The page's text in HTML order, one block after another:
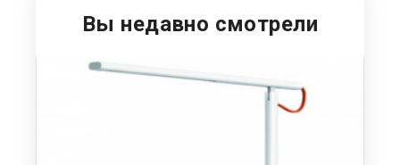
Вы недавно смотрели